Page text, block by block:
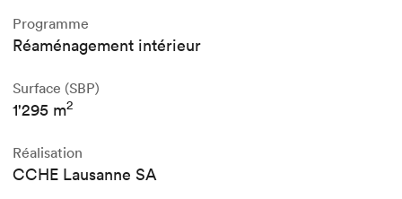
Programme
Réaménagement intérieur
Surface (SBP)
1'295 m2
Réalisation
CCHE Lausanne SA